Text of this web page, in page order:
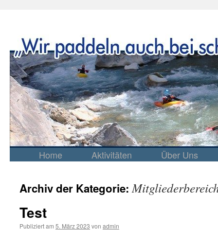
SpringeHome Aktivitäten Über Uns
Archiv der Kategorie:
Test
Publiziert am 5. März 2023 von admin